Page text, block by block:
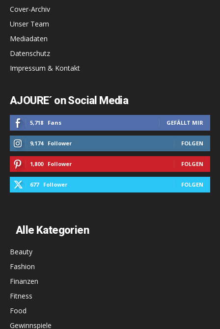
Cover-Archiv
Unser Team
Mediadaten
Datenschutz
Impressum & Kontakt
AJOURE´ on Social Media
5,718 Fans GEFÄLLT MIR
9,174 Follower FOLGEN
1,800 Follower FOLGEN
677 Follower FOLGEN
Alle Kategorien
Beauty
Fashion
Finanzen
Fitness
Food
Gewinnspiele